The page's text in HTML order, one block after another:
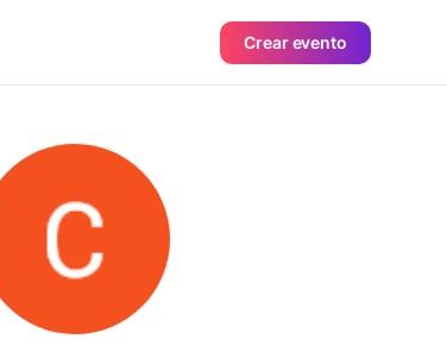
Crear evento